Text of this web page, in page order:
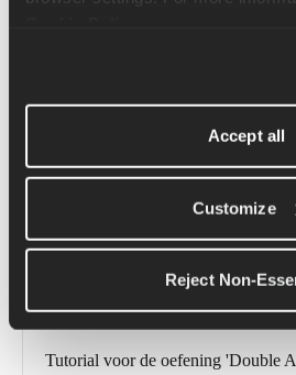
Accept all
Customize
Reject Non-
Probeer te voorkomen dat je heen en
Gerelateerde artikelen
Tutorial voor de oefening 'Standing
Farmer's Carry-oefening tutorial
Tutorial voor de oefening 'Double